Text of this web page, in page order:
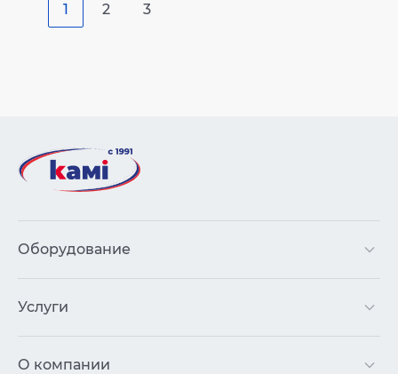
1 2 3
Оборудование
Услуги
О компании